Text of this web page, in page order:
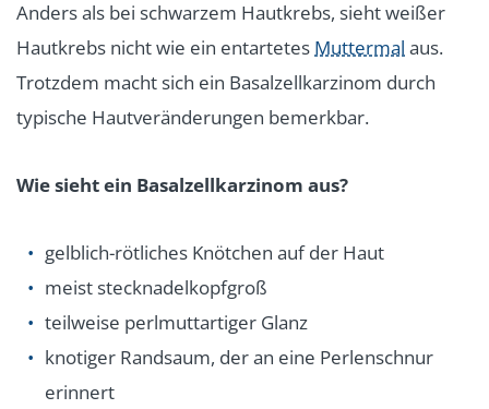
Anders als bei schwarzem Hautkrebs, sieht weißer
Hautkrebs nicht wie ein entartetes Muttermal aus.
Trotzdem macht sich ein Basalzellkarzinom durch
typische Hautveränderungen bemerkbar.
Wie sieht ein Basalzellkarzinom aus?
gelblich-rötliches Knötchen auf der Haut
meist stecknadelkopfgroß
teilweise perlmuttartiger Glanz
knotiger Randsaum, der an eine Perlenschnur
erinnert